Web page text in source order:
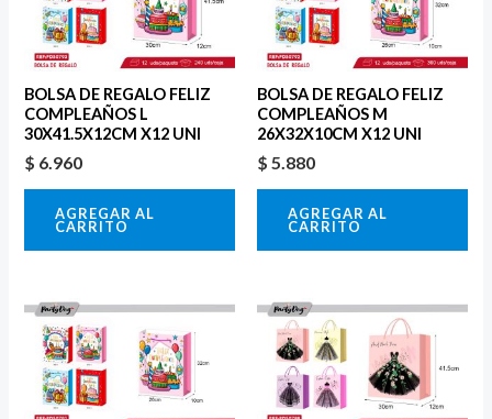
BOLSA DE REGALO FELIZ
COMPLEAÑOS L
30X41.5X12CM X12 UNI
$ 6.960
AGREGAR AL
CARRITO
BOLSA DE REGALO FELIZ
COMPLEAÑOS M
26X32X10CM X12 UNI
$ 5.880
AGREGAR AL
CARRITO